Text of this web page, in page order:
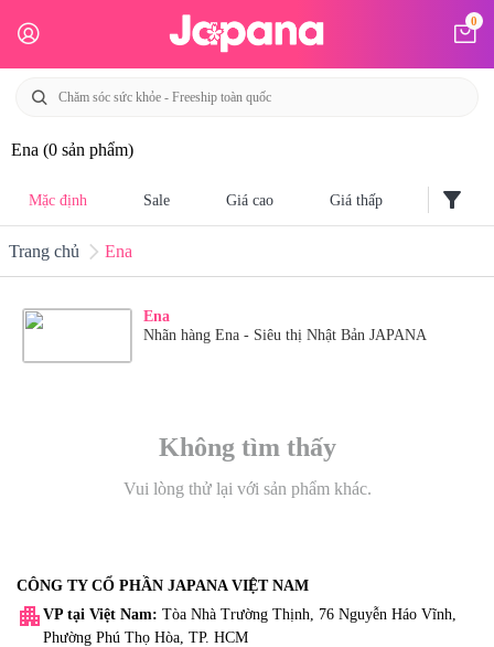
0
Ena (0 sản phẩm)
Mặc định Sale Giá cao Giá thấp filter_alt
Trang chủ Ena
Ena
Nhãn hàng Ena - Siêu thị Nhật Bản JAPANA
Không tìm thấy
Vui lòng thử lại với sản phẩm khác.
CÔNG TY CỔ PHẦN JAPANA VIỆT NAM
apartment VP tại Việt Nam: Tòa Nhà Trường Thịnh, 76 Nguyễn Háo Vĩnh,
Phường Phú Thọ Hòa, TP. HCM